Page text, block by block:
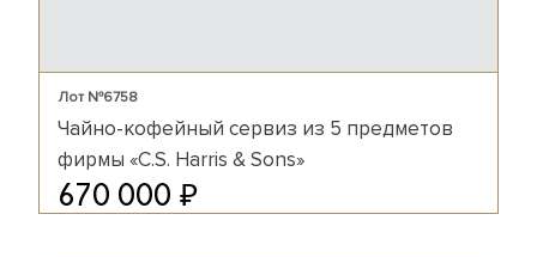
Лот №6758
Чайно-кофейный сервиз из 5 предметов
фирмы «C.S. Harris & Sons»
670 000 ₽